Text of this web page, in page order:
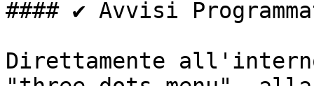
#### ✔️ Avvisi
Direttamente